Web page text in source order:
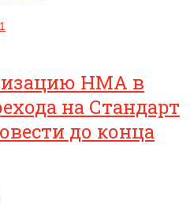
НМА в
на Стандарт
до конца